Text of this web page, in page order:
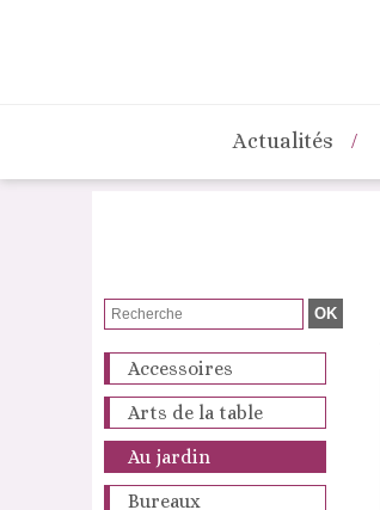
Actualités
Accessoires
Arts de la table
Au jardin
Bureaux